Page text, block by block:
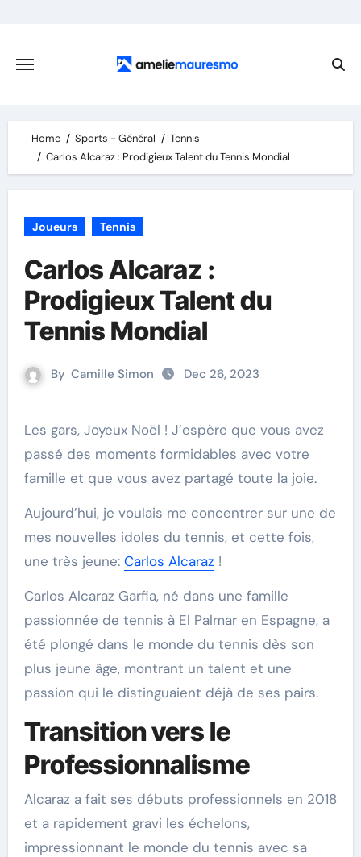
content
Home Sports - Général
Tennis
Carlos Alcaraz : Prodigieux Talent du Tennis Mondial
Joueurs Tennis
Carlos Alcaraz :
Prodigieux Talent du
Tennis Mondial
By Camille Simon Dec 26, 2023
Les gars, Joyeux Noël ! J’espère que vous avez
passé des moments formidables avec votre
famille et que vous avez partagé toute la joie.
Aujourd’hui, je voulais me concentrer sur une de
mes nouvelles idoles du tennis, et cette fois,
une très jeune: Carlos Alcaraz !
Carlos Alcaraz Garfia, né dans une famille
passionnée de tennis à El Palmar en Espagne, a
été plongé dans le monde du tennis dès son
plus jeune âge, montrant un talent et une
passion qui le distinguaient déjà de ses pairs.
Transition vers le
Professionnalisme
Alcaraz a fait ses débuts professionnels en 2018
et a rapidement gravi les échelons,
impressionnant le monde du tennis avec sa